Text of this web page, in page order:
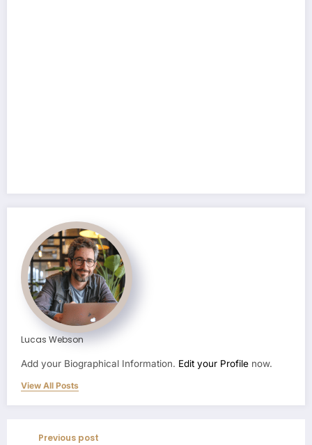
Lucas Webson
Add your Biographical Information. Edit your Profile now.
View All Posts
Previous post